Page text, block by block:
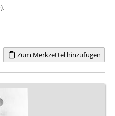
Zum Merkzettel hinzufügen